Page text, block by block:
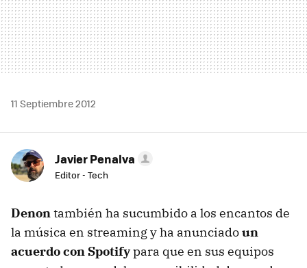
11 Septiembre 2012
Javier Penalva
Editor - Tech
Denontambién ha sucumbido a los encantos de
la música en streaming y ha anunciadoun
acuerdo con Spotifypara que en sus equipos